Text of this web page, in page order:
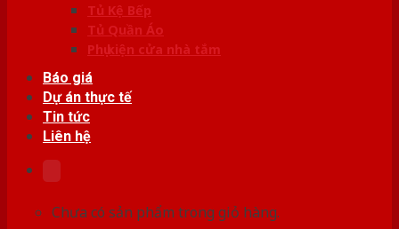
Tủ Kệ Bếp
Tủ Quần Áo
Phụ kiện cửa nhà tắm
Báo giá
Dự án thực tế
Tin tức
Liên hệ
Chưa có sản phẩm trong giỏ hàng.